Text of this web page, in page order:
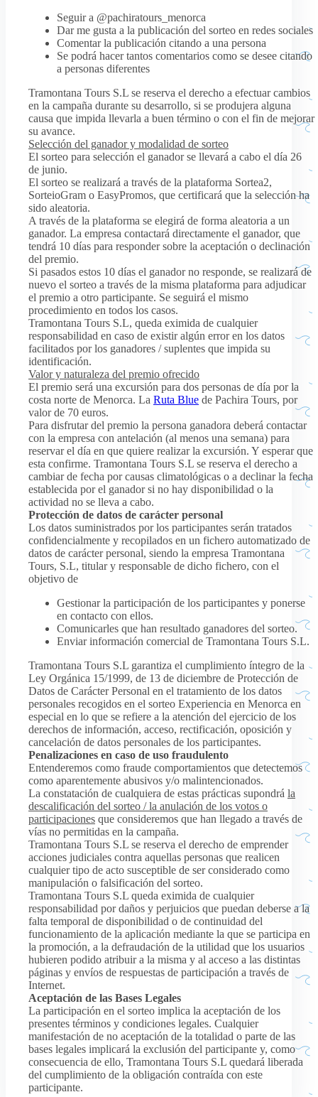
Seguir a @pachiratours_menorca
Dar me gusta a la publicación del sorteo en redes sociales
Comentar la publicación citando a una persona
Se podrá hacer tantos comentarios como se desee citando
a personas diferentes
Tramontana Tours S.L se reserva el derecho a efectuar cambios
en la campaña durante su desarrollo, si se produjera alguna
causa que impida llevarla a buen término o con el fin de mejorar
su avance.
Selección del ganador y modalidad de sorteo
El sorteo para selección el ganador se llevará a cabo el día 26
de junio.
El sorteo se realizará a través de la plataforma Sortea2,
SorteioGram o EasyPromos, que certificará que la selección ha
sido aleatoria.
A través de la plataforma se elegirá de forma aleatoria a un
ganador. La empresa contactará directamente el ganador, que
tendrá 10 días para responder sobre la aceptación o declinación
del premio.
Si pasados estos 10 días el ganador no responde, se realizará de
nuevo el sorteo a través de la misma plataforma para adjudicar
el premio a otro participante. Se seguirá el mismo
procedimiento en todos los casos.
Tramontana Tours S.L, queda eximida de cualquier
responsabilidad en caso de existir algún error en los datos
facilitados por los ganadores / suplentes que impida su
identificación.
Valor y naturaleza del premio ofrecido
El premio será una excursión para dos personas de día por la
costa norte de Menorca. La Ruta Blue de Pachira Tours, por
valor de 70 euros.
Para disfrutar del premio la persona ganadora deberá contactar
con la empresa con antelación (al menos una semana) para
reservar el día en que quiere realizar la excursión. Y esperar que
esta confirme. Tramontana Tours S.L se reserva el derecho a
cambiar de fecha por causas climatológicas o a declinar la fecha
establecida por el ganador si no hay disponibilidad o la
actividad no se lleva a cabo.
Protección de datos de carácter personal
Los datos suministrados por los participantes serán tratados
confidencialmente y recopilados en un fichero automatizado de
datos de carácter personal, siendo la empresa Tramontana
Tours, S.L, titular y responsable de dicho fichero, con el
objetivo de
Gestionar la participación de los participantes y ponerse
en contacto con ellos.
Comunicarles que han resultado ganadores del sorteo.
Enviar información comercial de Tramontana Tours S.L.
Tramontana Tours S.L garantiza el cumplimiento íntegro de la
Ley Orgánica 15/1999, de 13 de diciembre de Protección de
Datos de Carácter Personal en el tratamiento de los datos
personales recogidos en el sorteo Experiencia en Menorca en
especial en lo que se refiere a la atención del ejercicio de los
derechos de información, acceso, rectificación, oposición y
cancelación de datos personales de los participantes.
Penalizaciones en caso de uso fraudulento
Entenderemos como fraude comportamientos que detectemos
como aparentemente abusivos y/o malintencionados.
La constatación de cualquiera de estas prácticas supondrá la
descalificación del sorteo / la anulación de los votos o
participaciones que consideremos que han llegado a través de
vías no permitidas en la campaña.
Tramontana Tours S.L se reserva el derecho de emprender
acciones judiciales contra aquellas personas que realicen
cualquier tipo de acto susceptible de ser considerado como
manipulación o falsificación del sorteo.
Tramontana Tours S.L queda eximida de cualquier
responsabilidad por daños y perjuicios que puedan deberse a la
falta temporal de disponibilidad o de continuidad del
funcionamiento de la aplicación mediante la que se participa en
la promoción, a la defraudación de la utilidad que los usuarios
hubieren podido atribuir a la misma y al acceso a las distintas
páginas y envíos de respuestas de participación a través de
Internet.
Aceptación de las Bases Legales
La participación en el sorteo implica la aceptación de los
presentes términos y condiciones legales. Cualquier
manifestación de no aceptación de la totalidad o parte de las
bases legales implicará la exclusión del participante y, como
consecuencia de ello, Tramontana Tours S.L quedará liberada
del cumplimiento de la obligación contraída con este
participante.